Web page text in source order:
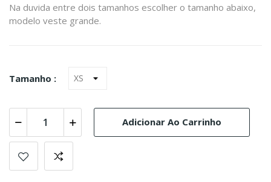
Na duvida entre dois tamanhos escolher o tamanho abaixo,
modelo veste grande.
Tamanho :
Adicionar Ao Carrinho